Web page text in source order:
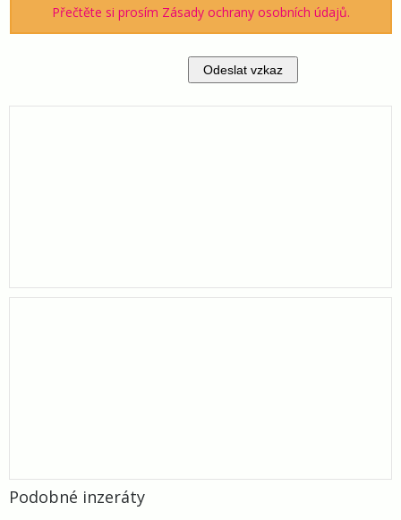
Přečtěte si prosím Zásady ochrany osobních údajů.
Podobné inzeráty